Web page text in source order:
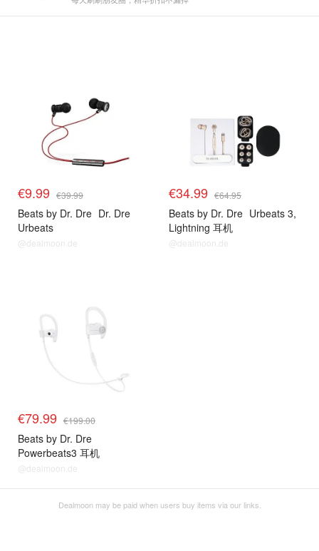
€9.99 €39.99
Beats by Dr. Dre Dr. Dre
Urbeats
@dealmoon.de
€34.99 €64.95
Beats by Dr. Dre Urbeats 3,
Lightning 耳机
@dealmoon.de
€79.99 €199.00
Beats by Dr. Dre
Powerbeats3 耳机
@dealmoon.de
Dealmoon may be paid when users buy items via our links.